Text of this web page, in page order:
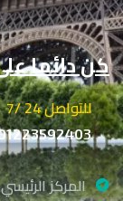
كن دائما
للتواصل 24 /7